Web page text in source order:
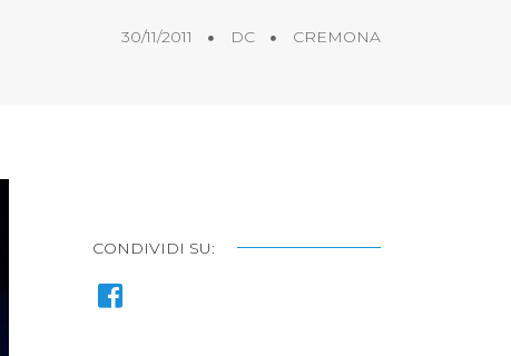
30/11/2011 DC CREMONA
CONDIVIDI SU: